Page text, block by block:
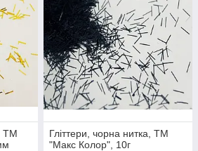
ТМ
Гліттери, чорна нитка, ТМ
"Макс Колор", 10г